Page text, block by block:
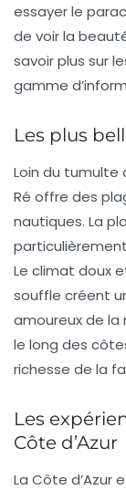
essayer le
de voir la
savoir plus sur
gamme
Les plus
Loin du tumulte
Ré offre des
nautiques. La
Le climat doux
souffle créent
amoureux de la
le long des
richesse de la
Les
Côte d’Azur
La Côte d’Azur